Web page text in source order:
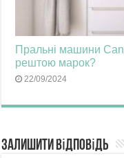
Пральні машини
рештою марок?
22/09/2024
Залишити відповідь